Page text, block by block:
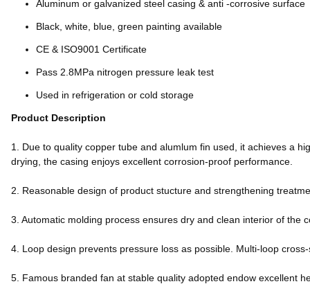
Aluminum or galvanized steel casing & anti -corrosive surface
Black, white, blue, green painting available
CE & ISO9001 Certificate
Pass 2.8MPa nitrogen pressure leak test
Used in refrigeration or cold storage
Product Description
1. Due to quality copper tube and alumlum fin used, it achieves a
drying, the casing enjoys excellent corrosion-proof performance.
2. Reasonable design of product stucture and strengthening
3. Automatic molding process ensures dry and clean interior of
4. Loop design prevents pressure loss as possible. Multi-loop
5. Famous branded fan at stable quality adopted endow excellent